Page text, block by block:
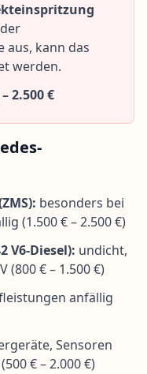
aus, kann das
werden.
2.500 €
besonders bei
(1.500 € – 2.500 €)
V6-Diesel): undicht,
(800 € – 1.500 €)
anfällig
Sensoren
€ – 2.000 €)